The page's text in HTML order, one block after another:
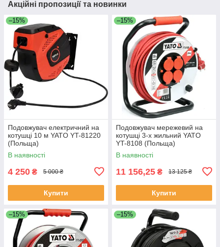
Акційні пропозиції та новинки
–15%
Подовжувач електричний на
котушці 10 м YATO YT-81220
(Польща)
В наявності
4 250 ₴ 5 000 ₴
Купити
–15%
Подовжувач мережевий на
котушці 3-х жильний YATO
YT-8108 (Польща)
В наявності
11 156,25 ₴ 13 125 ₴
Купити
–15% –15%